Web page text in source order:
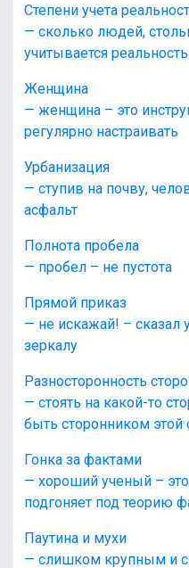
Степени учета
— сколько людей,
учитывается реальность
Женщина
— женщина – это
регулярно настраивать
Урбанизация
— ступив на почву,
асфальт
Полнота пробела
— пробел – не пустота
Прямой приказ
— не искажай! – сказал
зеркалу
Разносторонность
— стоять на какой-то
быть сторонником этой
Гонка за фактами
— хороший ученый –
подгоняет под теорию
Паутина и мухи
— слишком крупным и